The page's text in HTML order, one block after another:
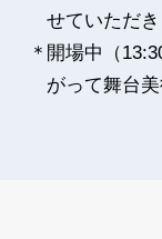
せていただき
開場中（
がって舞台